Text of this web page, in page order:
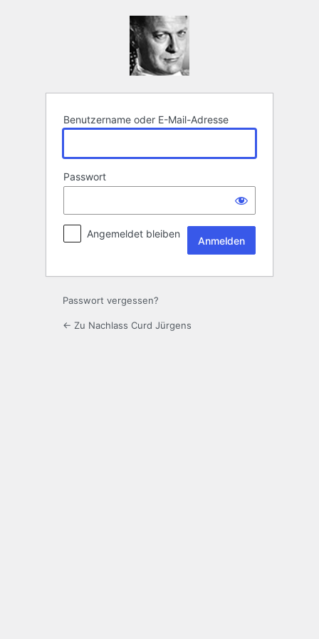
Benutzername oder E-Mail-Adresse
Passwort
Angemeldet bleiben
Passwort vergessen?
← Zu Nachlass Curd Jürgens